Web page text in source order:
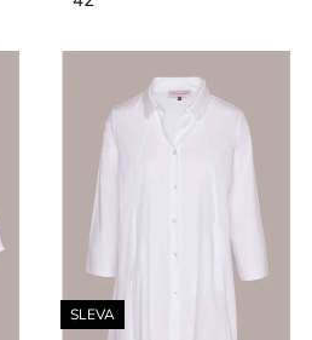
SLEVA